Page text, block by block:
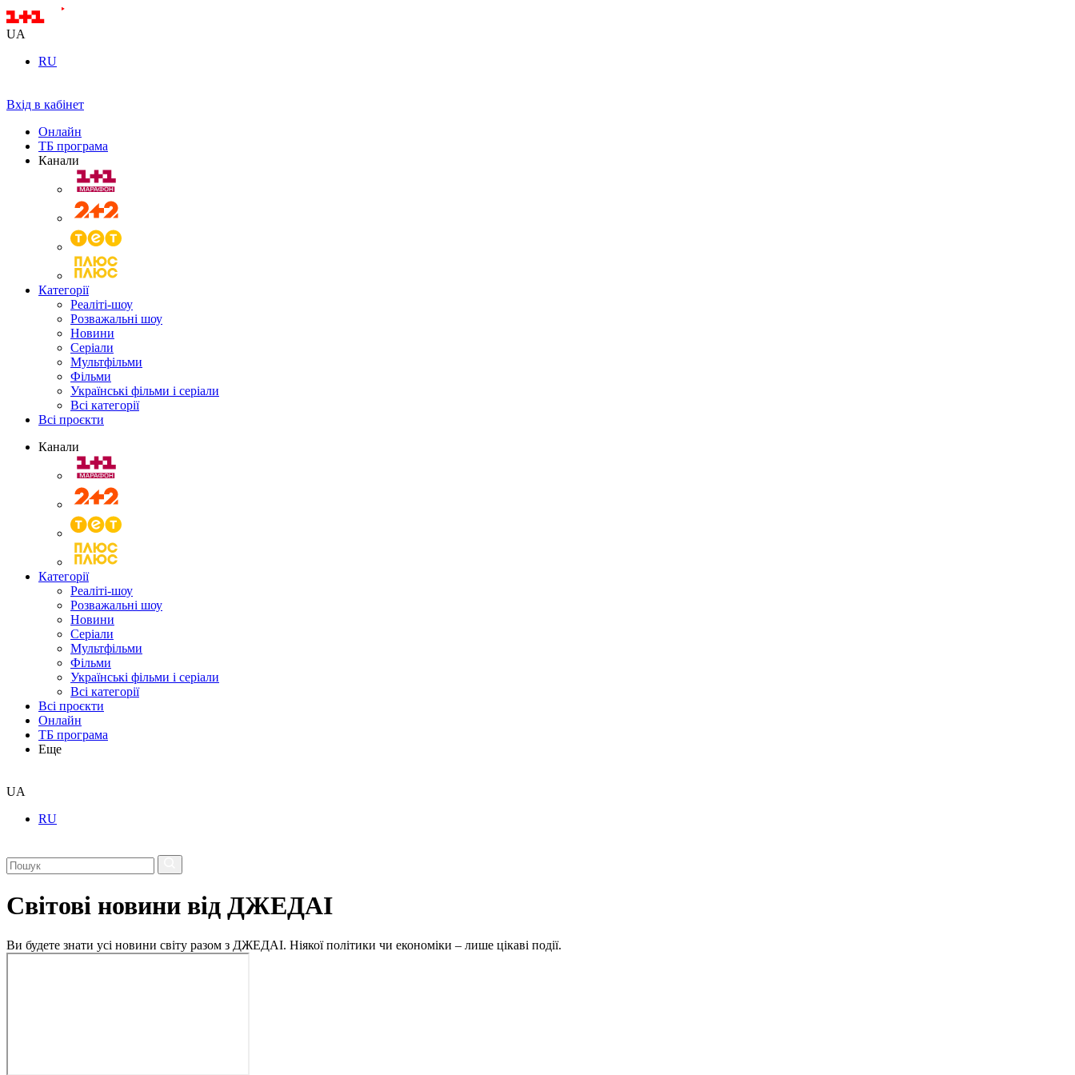
UA
RU
Вхід в кабінет
Онлайн
ТБ програма
Канали
Категорії
Реаліті-шоу
Розважальні шоу
Новини
Серіали
Мультфільми
Фільми
Українські фільми і серіали
Всі категорії
Всі проєкти
Канали
Категорії
Реаліті-шоу
Розважальні шоу
Новини
Серіали
Мультфільми
Фільми
Українські фільми і серіали
Всі категорії
Всі проєкти
Онлайн
ТБ програма
Еще
UA
RU
Світові новини від ДЖЕДАІ
Ви будете знати усі новини світу разом з ДЖЕДАІ. Ніякої політики чи економіки – лише цікаві події.